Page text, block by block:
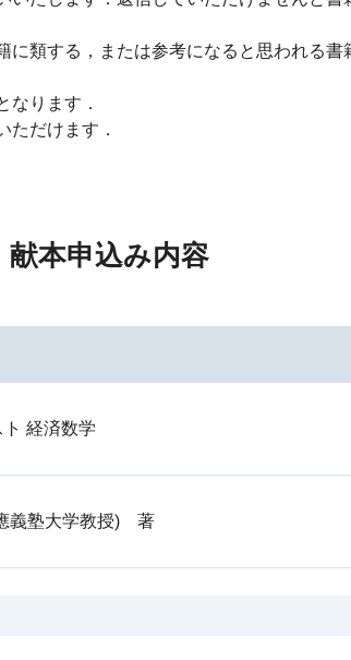
類する，または参考になると思われる
ります．
ただけます．
献本申込み内容
経済数学
義塾大学教授) 著